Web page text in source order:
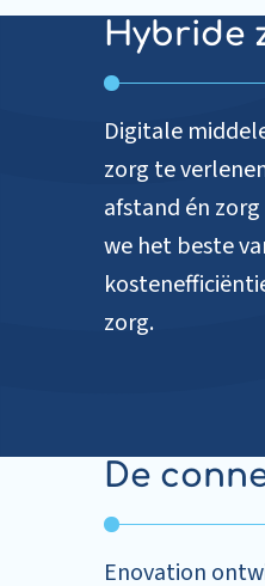
Hybride
Digitale
zorg te
afstand én
we het beste
zorg.
De
Enovation